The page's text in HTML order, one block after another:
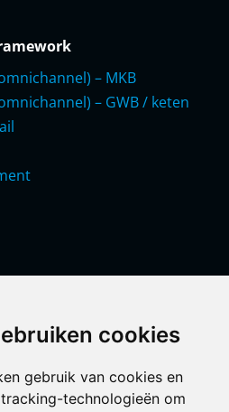
cookies
gebruik van cookies en
technologieën om
– MKB
– GWB / keten
van onderwijskundigen
en
werkt altijd in co-creatie
haar opdrachtgever.